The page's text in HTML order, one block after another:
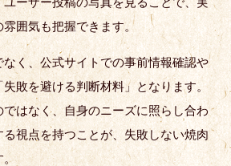
囲気も把握できます。
く、公式サイトでの事前情報確認や
敗を避ける判断材料」となります。
はなく、自身のニーズに照らし合わ
視点を持つことが、失敗しない焼肉
。